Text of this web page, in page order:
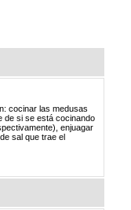
cocinar las medusas
de si se está cocinando
enjuagar
sal que trae el